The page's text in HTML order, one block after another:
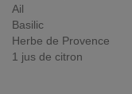
Ail
Basilic
Herbe de Provence
1 jus de citron